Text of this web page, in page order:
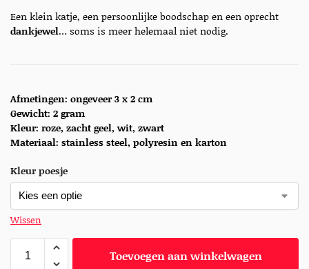
Een klein katje, een persoonlijke boodschap en een oprecht
dankjewel… soms is meer helemaal niet nodig.
Afmetingen: ongeveer 3 x 2 cm
Gewicht: 2 gram
Kleur: roze, zacht geel, wit, zwart
Materiaal: stainless steel, polyresin en karton
Kleur poesje
Wissen
Toevoegen aan winkelwagen